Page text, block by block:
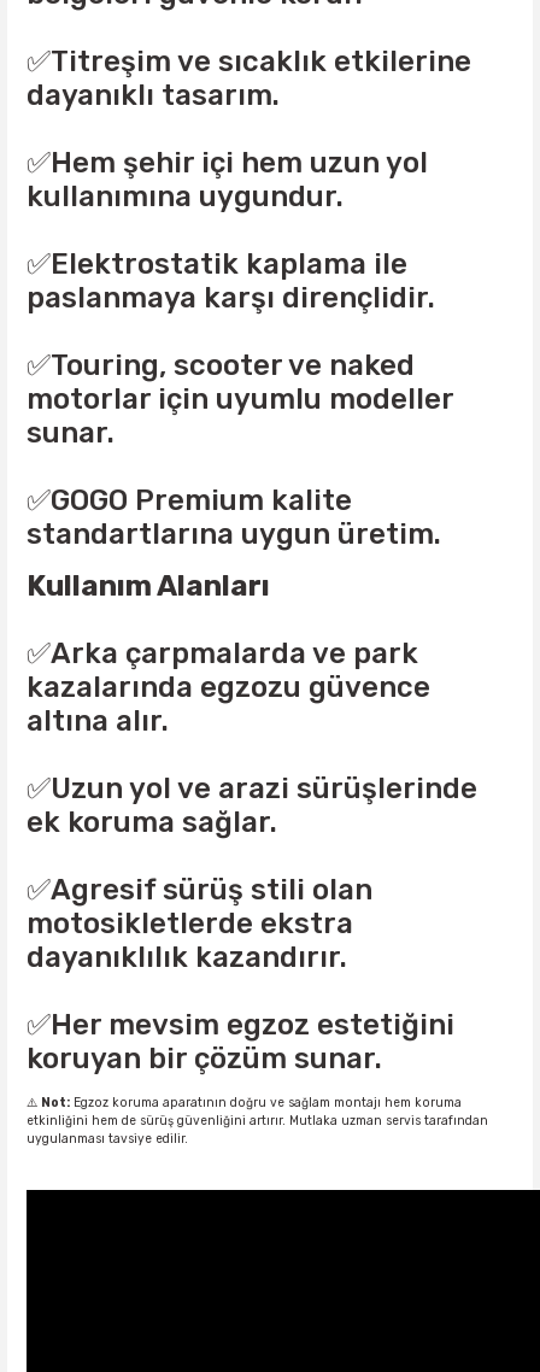
✅Titreşim ve sıcaklık etkilerine
dayanıklı tasarım.
✅Hem şehir içi hem uzun yol
kullanımına uygundur.
✅Elektrostatik kaplama ile
paslanmaya karşı dirençlidir.
✅Touring, scooter ve naked
motorlar için uyumlu modeller
sunar.
✅GOGO Premium kalite
standartlarına uygun üretim.
Kullanım Alanları
✅Arka çarpmalarda ve park
kazalarında egzozu güvence
altına alır.
✅Uzun yol ve arazi sürüşlerinde
ek koruma sağlar.
✅Agresif sürüş stili olan
motosikletlerde ekstra
dayanıklılık kazandırır.
✅Her mevsim egzoz estetiğini
koruyan bir çözüm sunar.
⚠️ Not: Egzoz koruma aparatının doğru ve sağlam montajı hem koruma
etkinliğini hem de sürüş güvenliğini artırır. Mutlaka uzman servis tarafından
uygulanması tavsiye edilir.